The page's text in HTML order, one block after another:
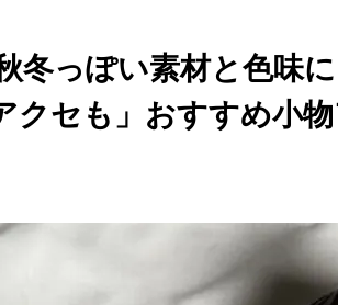
冬っぽい素材と色味
クセも」おすすめ小